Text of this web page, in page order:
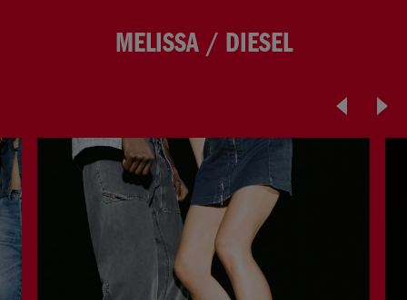
MELISSA / DIESEL